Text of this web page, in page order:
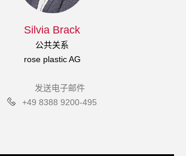
Silvia Brack
公共关系
rose plastic AG
发送电子邮件
+49 8388 9200-495